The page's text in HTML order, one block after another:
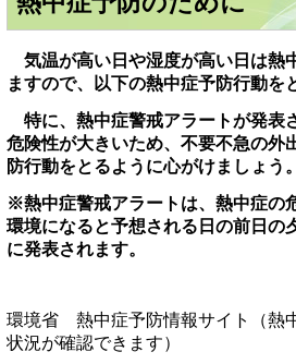
気温が高い日や湿度が高い日は熱
ますので、以下の熱中症予防行動を
特に、熱中症警戒アラートが発表
危険性が大きいため、不要不急の外
防行動をとるように心がけましょう。
※熱中症警戒アラートは、熱中症の
環境になると予想される日の前日の
に発表されます。
環境省 熱中症予防情報サイト（熱
状況が確認できます）